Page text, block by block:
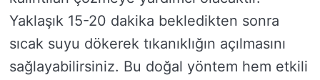
Yaklaşık 15-20 dakika bekledikten sonra
sıcak suyu dökerek tıkanıklığın açılmasını
sağlayabilirsiniz. Bu doğal yöntem hem etkili